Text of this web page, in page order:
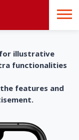
for illustrative
functionalities
features and